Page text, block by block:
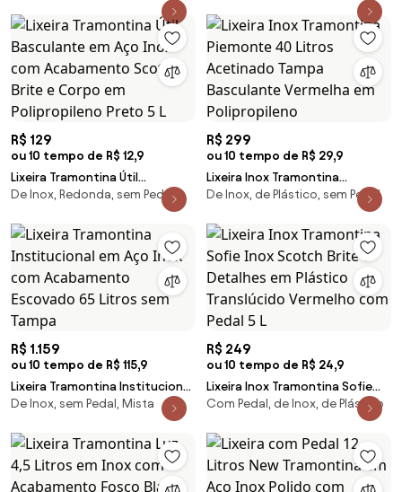
R$ 129
ou 10 tempo de R$ 12,9
Lixeira Tramontina Útil
Basculante em Aço Inox com
Acabamento Scotch Brite e
Corpo em Polipropileno Preto 5
L
De Inox, Redonda, sem Pedal
R$ 299
ou 10 tempo de R$ 29,9
Lixeira Inox Tramontina
Piemonte 40 Litros Acetinado
Tampa Basculante Vermelha em
Polipropileno
De Inox, de Plástico, sem Pedal
R$ 1.159
ou 10 tempo de R$ 115,9
Lixeira Tramontina Institucional
em Aço Inox com Acabamento
Escovado 65 Litros sem Tampa
De Inox, sem Pedal, Mista
R$ 249
ou 10 tempo de R$ 24,9
Lixeira Inox Tramontina Sofie
Inox Scotch Brite e Detalhes
Vermelho com Pedal 5 L
Com Pedal, de Inox, de Plástico